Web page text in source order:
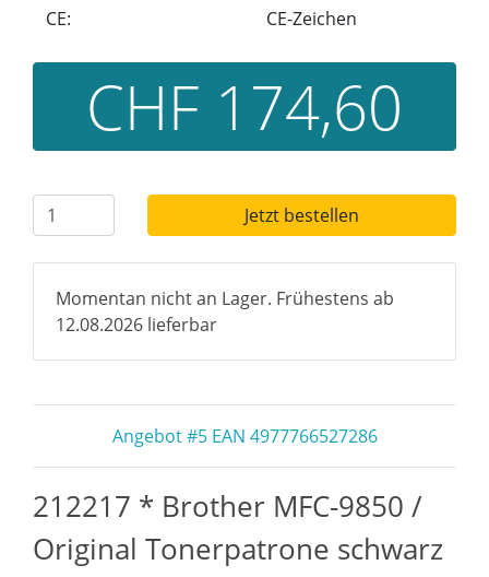
CE: CE-Zeichen
CHF 174,60
Jetzt bestellen
Momentan nicht an Lager. Frühestens ab
12.08.2026 lieferbar
Angebot #5 EAN 4977766527286
212217 * Brother MFC-9850 /
Original Tonerpatrone schwarz